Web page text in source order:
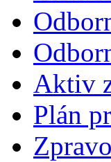
Aktiv
Plán